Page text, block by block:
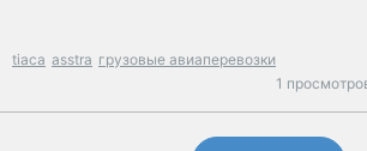
tiaca asstra грузовые авиаперевозки
1